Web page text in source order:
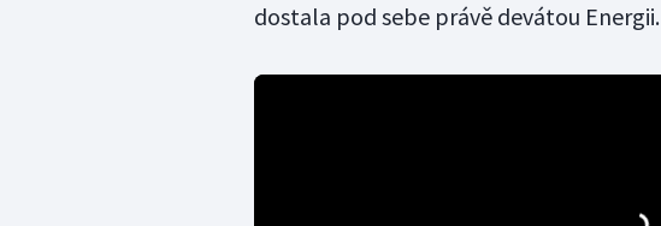
dostala pod sebe právě devátou Energii.